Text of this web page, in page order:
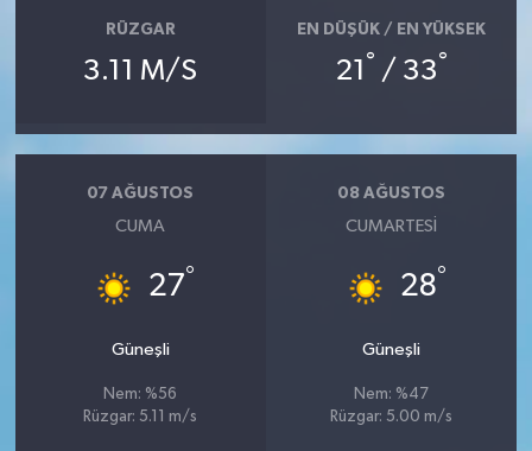
RÜZGAR
3.11 M/S
EN DÜŞÜK / EN YÜKSEK
21 ° / 33°
07 AĞUSTOS
CUMA
27°
Güneşli
Nem: %56
Rüzgar: 5.11 m/s
08 AĞUSTOS
CUMARTESI
28°
Güneşli
Nem: %47
Rüzgar: 5.00 m/s